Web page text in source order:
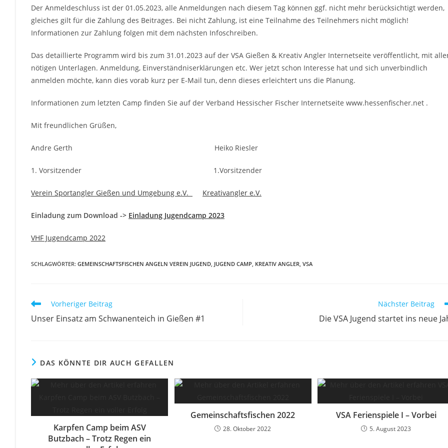
Der Anmeldeschluss ist der 01.05.2023, alle Anmeldungen nach diesem Tag können ggf. nicht mehr berücksichtigt werden,
gleiches gilt für die Zahlung des Beitrages. Bei nicht Zahlung, ist eine Teilnahme des Teilnehmers nicht möglich!
Informationen zur Zahlung folgen mit dem nächsten Infoschreiben.
Das detaillierte Programm wird bis zum 31.01.2023 auf der VSA Gießen & Kreativ Angler Internetseite veröffentlicht, mit
nötigen Unterlagen. Anmeldung, Einverständniserklärungen etc. Wer jetzt schon Interesse hat und sich unverbindlich
anmelden möchte, kann dies vorab kurz per E-Mail tun, denn dieses erleichtert uns die Planung.
Informationen zum letzten Camp finden Sie auf der Verband Hessischer Fischer Internetseite www.hessenfischer.net .
Mit freundlichen Grüßen,
Andre Gerth Heiko Riesler
1. Vorsitzender 1.Vorsitzender
Verein Sportangler Gießen und Umgebung e.V. Kreativangler e.V.
Einladung zum Download -> Einladung Jugendcamp 2023
VHF Jugendcamp 2022
SCHLAGWÖRTER: GEMEINSCHAFTSFISCHEN ANGELN VEREIN JUGEND JUGEND CAMP KREATIV ANGLER VSA
Weitere
ansehen
Vorheriger Beitrag
Unser Einsatz am Schwanenteich in Gießen #1
Nächster Beitrag
Die VSA Jugend startet ins neue
DAS KÖNNTE DIR AUCH GEFALLEN
Karpfen Camp beim ASV
Butzbach – Trotz Regen ein
Gemeinschaftsfischen 2022
28. Oktober 2022
VSA Ferienspiele I – Vorbei
5. August 2023